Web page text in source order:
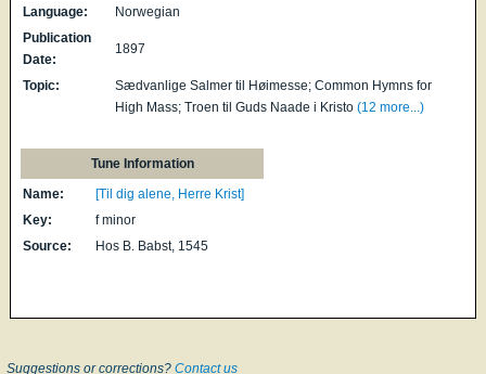
Language:
Norwegian
Publication
Date:
1897
Topic:
Sædvanlige Salmer til Høimesse; Common Hymns for
High Mass; Troen til Guds Naade i Kristo (12 more...)
Tune Information
Name:
[Til dig alene, Herre Krist]
Key:
f minor
Source:
Hos B. Babst, 1545
Suggestions or corrections? Contact us